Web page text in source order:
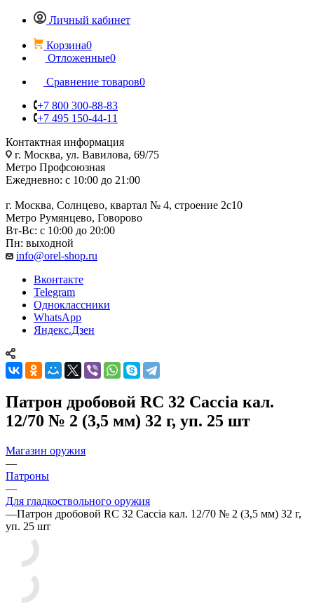
Личный кабинет
Корзина0
Отложенные0
Сравнение товаров0
+7 800 300-88-83
+7 495 150-44-11
Контактная информация
г. Москва, ул. Вавилова, 69/75
Метро Профсоюзная
Ежедневно: с 10:00 до 21:00
г. Москва, Солнцево, квартал № 4, строение 2с10
Метро Румянцево, Говорово
Вт-Вс: с 10:00 до 20:00
Пн: выходной
info@orel-shop.ru
Вконтакте
Telegram
Одноклассники
WhatsApp
Яндекс.Дзен
Патрон дробовой RC 32 Caccia кал.
12/70 № 2 (3,5 мм) 32 г, уп. 25 шт
Магазин оружия
—
Патроны
—
Для гладкоствольного оружия
—Патрон дробовой RC 32 Caccia кал. 12/70 № 2 (3,5 мм) 32 г,
уп. 25 шт